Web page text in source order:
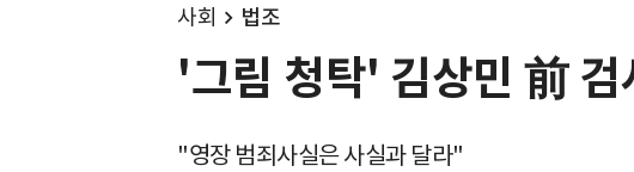
사회 법조
'그림 청탁' 김상민 前
"영장 범죄사실은 사실과 달라"